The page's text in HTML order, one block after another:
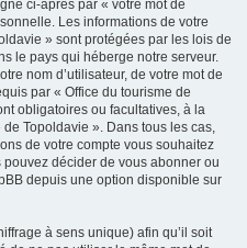
ci-après par « votre mot de
Les informations de votre
» sont protégées par les lois de
le pays qui héberge notre serveur.
nom d’utilisateur, de votre mot de
par « Office du tourisme de
obligatoires ou facultatives, à la
Topoldavie ». Dans tous les cas,
de votre compte vous souhaitez
décider de vous abonner ou
depuis une option disponible sur
à sens unique) afin qu’il soit